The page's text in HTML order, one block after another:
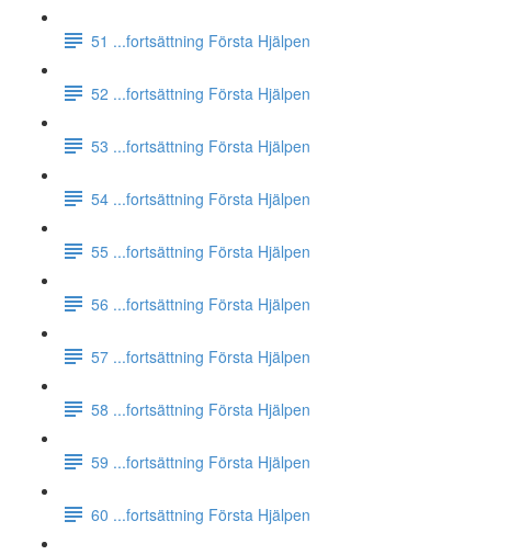
51 ...fortsättning Första Hjälpen
52 ...fortsättning Första Hjälpen
53 ...fortsättning Första Hjälpen
54 ...fortsättning Första Hjälpen
55 ...fortsättning Första Hjälpen
56 ...fortsättning Första Hjälpen
57 ...fortsättning Första Hjälpen
58 ...fortsättning Första Hjälpen
59 ...fortsättning Första Hjälpen
60 ...fortsättning Första Hjälpen